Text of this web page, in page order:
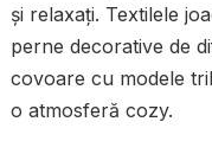
și relaxați. Textilele
perne decorative de
covoare cu modele
o atmosferă cozy.